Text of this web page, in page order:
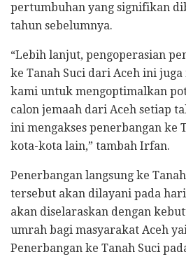
pertumbuhan yang signifikan
tahun sebelumnya.
“Lebih lanjut, pengoperasian
ke Tanah Suci dari Aceh ini
kami untuk mengoptimalkan
calon jemaah dari Aceh setiap
ini mengakses penerbangan ke
kota-kota lain,” tambah Irfan.
Penerbangan langsung ke
tersebut akan dilayani pada
akan diselaraskan dengan
umrah bagi masyarakat Aceh
Penerbangan ke Tanah Suci